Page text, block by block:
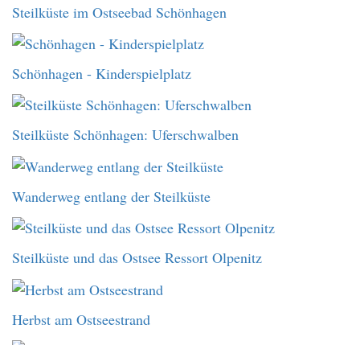
Steilküste im Ostseebad Schönhagen
Schönhagen - Kinderspielplatz
Steilküste Schönhagen: Uferschwalben
Wanderweg entlang der Steilküste
Steilküste und das Ostsee Ressort Olpenitz
Herbst am Ostseestrand